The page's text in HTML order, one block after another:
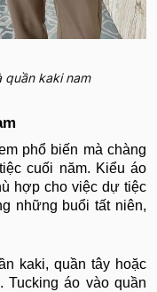
quần kaki nam
phổ biến mà chàng
cuối năm. Kiểu áo
hợp cho việc dự tiệc
những buổi tất niên,
kaki, quần tây hoặc
Tucking áo vào quần